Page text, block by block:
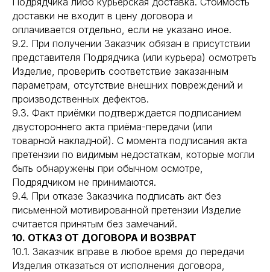
доставки не входит в цену договора и
оплачивается отдельно, если не указано иное.
9.2. При получении Заказчик обязан в присутствии
представителя Подрядчика (или курьера) осмотреть
Изделие, проверить соответствие заказанным
параметрам, отсутствие внешних повреждений и
производственных дефектов.
9.3. Факт приёмки подтверждается подписанием
двустороннего акта приёма-передачи (или
товарной накладной). С момента подписания акта
претензии по видимым недостаткам, которые могли
быть обнаружены при обычном осмотре,
Подрядчиком не принимаются.
9.4. При отказе Заказчика подписать акт без
письменной мотивированной претензии Изделие
считается принятым без замечаний.
10. ОТКАЗ ОТ ДОГОВОРА И ВОЗВРАТ
10.1. Заказчик вправе в любое время до передачи
Изделия отказаться от исполнения договора,